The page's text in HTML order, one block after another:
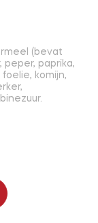
(bevat
peper, paprika,
komijn,